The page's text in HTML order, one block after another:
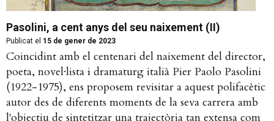
Pasolini, a cent anys del seu naixement (II)
Publicat el 15 de gener de 2023
Coincidint amb el centenari del naixement del director,
poeta, novel·lista i dramaturg italià Pier Paolo Pasolini
(1922-1975), ens proposem revisitar a aquest polifacètic
autor des de diferents moments de la seva carrera amb
l'objectiu de sintetitzar una trajectòria tan extensa com